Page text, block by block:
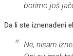
borimo još
Da li ste iznenađeni
Ne, nisam